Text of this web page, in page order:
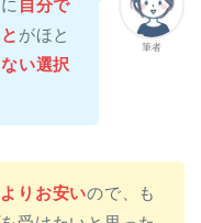
筆者
自分で
がほと
い選択
りお安いので、も